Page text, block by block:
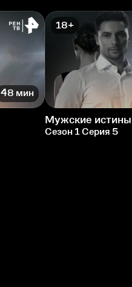
48 мин
18+
Мужские истины
Сезон 1 Серия 5